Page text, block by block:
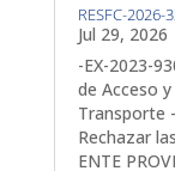
RESFC-2026-
Jul 29, 2026
-EX-2023-
de Acceso
Transporte
Rechazar
ENTE